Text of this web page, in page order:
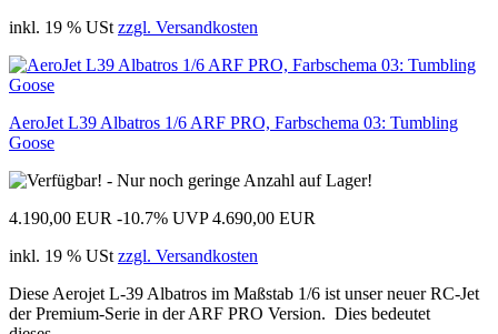
inkl. 19 % USt zzgl. Versandkosten
AeroJet L39 Albatros 1/6 ARF PRO, Farbschema 03: Tumbling
Goose
4.190,00 EUR -10.7% UVP 4.690,00 EUR
inkl. 19 % USt zzgl. Versandkosten
Diese Aerojet L-39 Albatros im Maßstab 1/6 ist unser neuer RC-Jet
der Premium-Serie in der ARF PRO Version. Dies bedeutet